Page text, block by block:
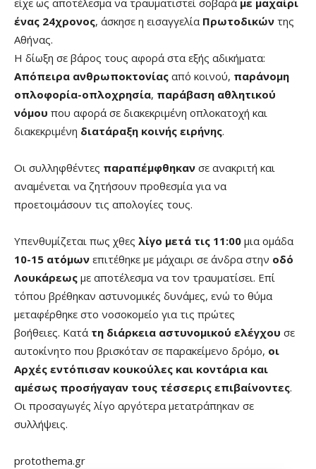
είχε ως αποτέλεσμα να τραυματιστεί σοβαρά με μαχαίρι
ένας 24χρονος, άσκησε η εισαγγελία Πρωτοδικών της
Αθήνας.
Η δίωξη σε βάρος τους αφορά στα εξής αδικήματα:
Απόπειρα ανθρωποκτονίας από κοινού, παράνομη
οπλοφορία-οπλοχρησία, παράβαση αθλητικού
νόμου που αφορά σε διακεκριμένη οπλοκατοχή και
διακεκριμένη διατάραξη κοινής ειρήνης.
Οι συλληφθέντες παραπέμφθηκαν σε ανακριτή και
αναμένεται να ζητήσουν προθεσμία για να
προετοιμάσουν τις απολογίες τους.
Υπενθυμίζεται πως χθες λίγο μετά τις 11:00 μια ομάδα
10-15 ατόμων επιτέθηκε με μάχαιρι σε άνδρα στην οδό
Λουκάρεως με αποτέλεσμα να τον τραυματίσει. Επί
τόπου βρέθηκαν αστυνομικές δυνάμες, ενώ το θύμα
μεταφέρθηκε στο νοσοκομείο για τις πρώτες
βοήθειες. Κατά τη διάρκεια αστυνομικού ελέγχου σε
αυτοκίνητο που βρισκόταν σε παρακείμενο δρόμο, οι
Αρχές εντόπισαν κουκούλες και κοντάρια και
αμέσως προσήγαγαν τους τέσσερις επιβαίνοντες.
Οι προσαγωγές λίγο αργότερα μετατράπηκαν σε
συλλήψεις.
protothema.gr